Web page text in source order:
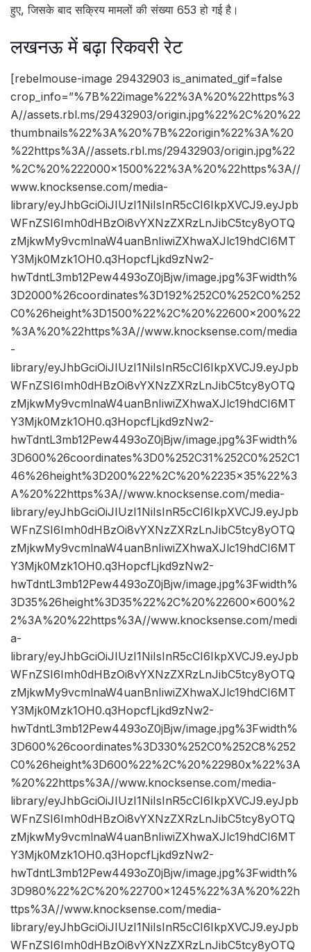
हुए, जिसके बाद सक्रिय मामलों की संख्या 653 हो गई है।
लखनऊ में बढ़ा रिकवरी रेट
[rebelmouse-image 29432903 is_animated_gif=false
crop_info=”%7B%22image%22%3A%20%22https%3
A//assets.rbl.ms/29432903/origin.jpg%22%2C%20%22
thumbnails%22%3A%20%7B%22origin%22%3A%20
%22https%3A//assets.rbl.ms/29432903/origin.jpg%22
%2C%20%222000×1500%22%3A%20%22https%3A//
www.knocksense.com/media-
library/eyJhbGciOiJIUzI1NiIsInR5cCI6IkpXVCJ9.eyJpb
WFnZSI6Imh0dHBzOi8vYXNzZXRzLnJibC5tcy8yOTQ
zMjkwMy9vcmlnaW4uanBnIiwiZXhwaXJlc19hdCI6MT
Y3Mjk0Mzk1OH0.q3HopcfLjkd9zNw2-
hwTdntL3mb12Pew4493oZ0jBjw/image.jpg%3Fwidth%
3D2000%26coordinates%3D192%252C0%252C0%252
C0%26height%3D1500%22%2C%20%22600×200%22
%3A%20%22https%3A//www.knocksense.com/media
-
library/eyJhbGciOiJIUzI1NiIsInR5cCI6IkpXVCJ9.eyJpb
WFnZSI6Imh0dHBzOi8vYXNzZXRzLnJibC5tcy8yOTQ
zMjkwMy9vcmlnaW4uanBnIiwiZXhwaXJlc19hdCI6MT
Y3Mjk0Mzk1OH0.q3HopcfLjkd9zNw2-
hwTdntL3mb12Pew4493oZ0jBjw/image.jpg%3Fwidth%
3D600%26coordinates%3D0%252C31%252C0%252C1
46%26height%3D200%22%2C%20%2235×35%22%3
A%20%22https%3A//www.knocksense.com/media-
library/eyJhbGciOiJIUzI1NiIsInR5cCI6IkpXVCJ9.eyJpb
WFnZSI6Imh0dHBzOi8vYXNzZXRzLnJibC5tcy8yOTQ
zMjkwMy9vcmlnaW4uanBnIiwiZXhwaXJlc19hdCI6MT
Y3Mjk0Mzk1OH0.q3HopcfLjkd9zNw2-
hwTdntL3mb12Pew4493oZ0jBjw/image.jpg%3Fwidth%
3D35%26height%3D35%22%2C%20%22600×600%2
2%3A%20%22https%3A//www.knocksense.com/medi
a-
library/eyJhbGciOiJIUzI1NiIsInR5cCI6IkpXVCJ9.eyJpb
WFnZSI6Imh0dHBzOi8vYXNzZXRzLnJibC5tcy8yOTQ
zMjkwMy9vcmlnaW4uanBnIiwiZXhwaXJlc19hdCI6MT
Y3Mjk0Mzk1OH0.q3HopcfLjkd9zNw2-
hwTdntL3mb12Pew4493oZ0jBjw/image.jpg%3Fwidth%
3D600%26coordinates%3D330%252C0%252C8%252
C0%26height%3D600%22%2C%20%22980x%22%3A
%20%22https%3A//www.knocksense.com/media-
library/eyJhbGciOiJIUzI1NiIsInR5cCI6IkpXVCJ9.eyJpb
WFnZSI6Imh0dHBzOi8vYXNzZXRzLnJibC5tcy8yOTQ
zMjkwMy9vcmlnaW4uanBnIiwiZXhwaXJlc19hdCI6MT
Y3Mjk0Mzk1OH0.q3HopcfLjkd9zNw2-
hwTdntL3mb12Pew4493oZ0jBjw/image.jpg%3Fwidth%
3D980%22%2C%20%22700×1245%22%3A%20%22h
ttps%3A//www.knocksense.com/media-
library/eyJhbGciOiJIUzI1NiIsInR5cCI6IkpXVCJ9.eyJpb
WFnZSI6Imh0dHBzOi8vYXNzZXRzLnJibC5tcy8yOTQ